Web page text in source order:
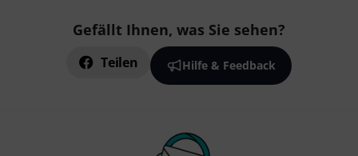
Gefällt Ihnen, was Sie sehen?
Teilen Hilfe & Feedback